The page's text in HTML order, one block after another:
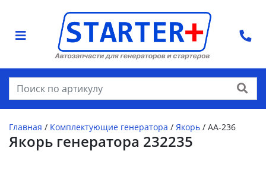
Найти
Главная / Комплектующие генератора / Якорь / AA-236
Якорь генератора 232235